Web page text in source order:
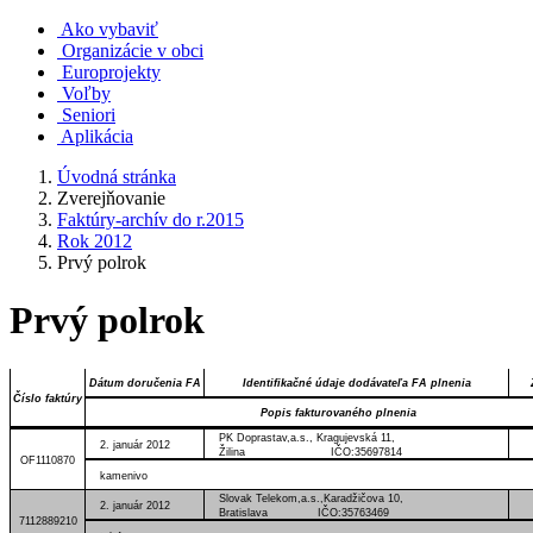
Ako vybaviť
Organizácie v obci
Europrojekty
Voľby
Seniori
Aplikácia
Úvodná stránka
Zverejňovanie
Faktúry-archív do r.2015
Rok 2012
Prvý polrok
Prvý polrok
Číslo faktúry
Dátum doručenia FA Identifikačné údaje dodávateľa FA plnenia
Popis fakturovaného plnenia
OF1110870
2. január 2012
PK Doprastav,a.s., Kragujevská 11,
Žilina IČO:35697814
kamenivo
7112889210
2. január 2012
Slovak Telekom,a.s.,Karadžičova 10,
Bratislava IČO:35763469